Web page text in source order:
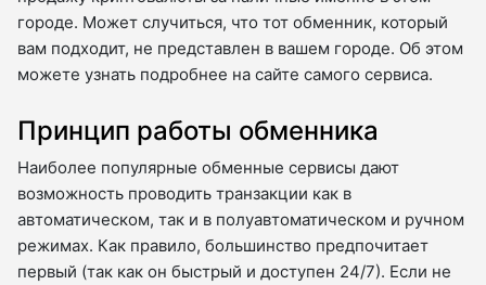
городе. Может случиться, что тот обменник, который
вам подходит, не представлен в вашем городе. Об этом
можете узнать подробнее на сайте самого сервиса.
Принцип работы обменника
Наиболее популярные обменные сервисы дают
возможность проводить транзакции как в
автоматическом, так и в полуавтоматическом и ручном
режимах. Как правило, большинство предпочитает
первый (так как он быстрый и доступен 24/7). Если не